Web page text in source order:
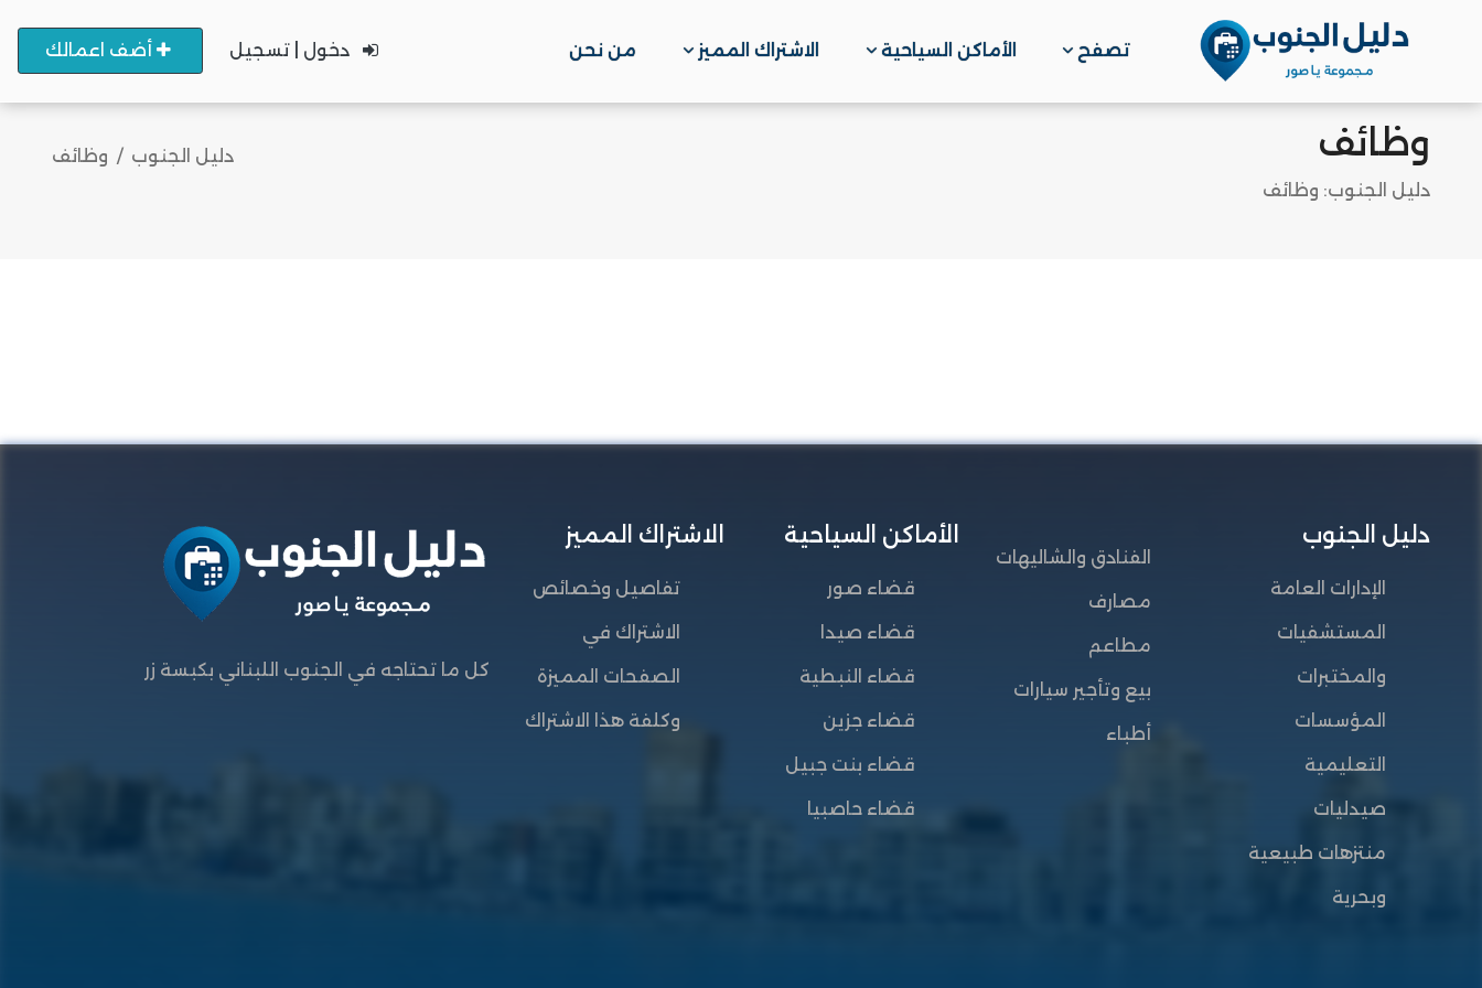
تصفح الأماكن السياحية الاشتراك المميز من نحن دخول | تسجيل أضف اعمالك
وظائف
دليل الجنوب: وظائف
دليل الجنوب وظائف
دليل الجنوب
الإدارات العامة
المستشفيات
والمختبرات
المؤسسات
التعليمية
صيدليات
منتزهات طبيعية
وبحرية
الفنادق والشاليهات
مصارف
مطاعم
بيع وتأجير سيارات
أطباء
الأماكن السياحية
قضاء صور
قضاء صيدا
قضاء النبطية
قضاء جزين
قضاء بنت جبيل
قضاء حاصبيا
الاشتراك المميز
تفاصيل وخصائص
الاشتراك في
الصفحات المميزة
وكلفة هذا الاشتراك
كل ما تحتاجه في الجنوب اللبناني بكبسة زر